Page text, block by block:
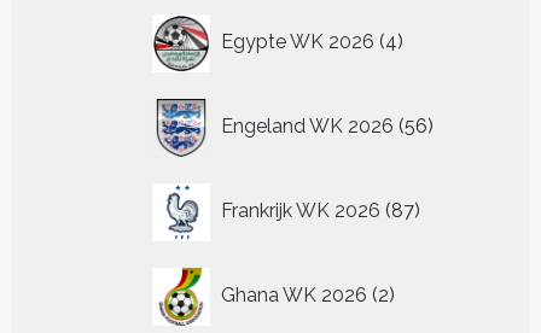
Egypte WK 2026 4
producten
Engeland WK 2026 56
producten
Frankrijk WK 2026 87
producten
Ghana WK 2026 2
producten